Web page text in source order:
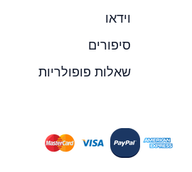
וידאו
סיפורים
שאלות פופולריות